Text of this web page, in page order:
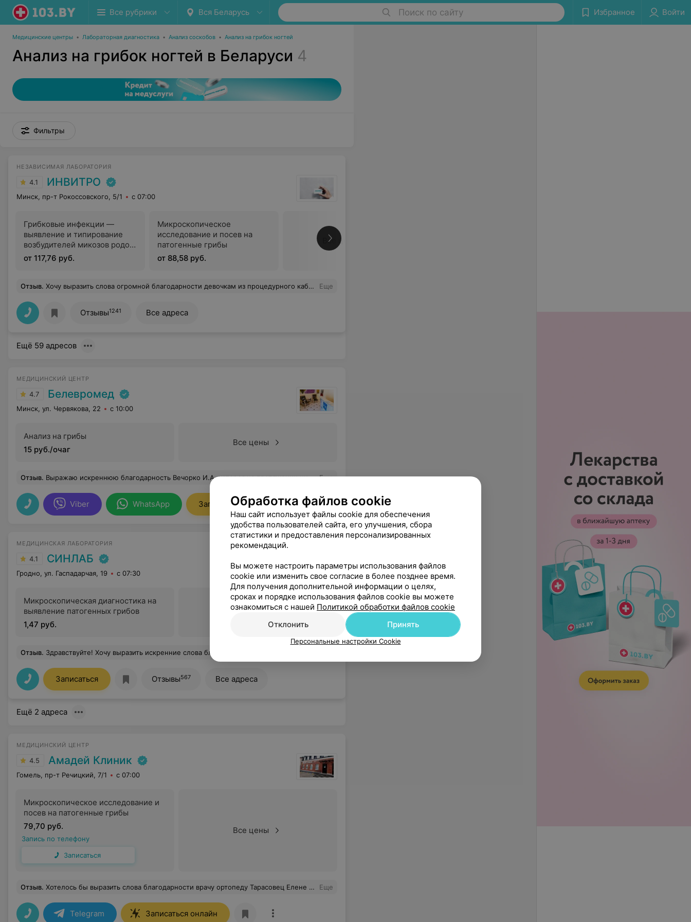
Все рубрики Вся Беларусь Поиск по сайту Избранное Войти
Медицинские центры • Лабораторная диагностика • Анализ соскобов • Анализ на грибок ногтей
Анализ на грибок ногтей в Беларуси 4
Фильтры
НЕЗАВИСИМАЯ ЛАБОРАТОРИЯ
4.1 ИНВИТРО
Минск, пр-т Рокоссовского, 5/1 с 07:00
Грибковые инфекции —
выявление и типирование
возбудителей микозов родов
Candida, Malassezia,
Saccharomyces и
от 117,76 руб.
Микроскопическое
исследование и посев на
патогенные грибы
от 88,58 руб.
Все цены
Отзыв. Хочу выразить слова огромной благодарности девочкам из процедурного кабинета !Сдавали сегодня с ребенком кровь из Вены ,после поликлиники были исколоты все Вены,девочки справились на отлично ,ребенок даже не почувствовал !Чувствуется профессионализм !Спасибо Вам за работу ! Еще
Отзывы1241 Все адреса
Ещё 59 адресов
МЕДИЦИНСКИЙ ЦЕНТР
4.7 Белевромед
Минск, ул. Червякова, 22 с 10:00
Анализ на грибы
15 руб./очаг
Все цены
Отзыв. Выражаю искреннюю благодарность Вечорко И.А. которая на протяжении ни одного часа спасала мой зуб!!! Такие специалисты достойны наивысшего премиального поощрения. Спасибо, преклоняюсь перед Вами!!! Еще
Viber WhatsApp Записаться
МЕДИЦИНСКАЯ ЛАБОРАТОРИЯ
4.1 СИНЛАБ
Гродно, ул. Гаспадарчая, 19 с 07:30
Микроскопическая диагностика на
выявление патогенных грибов
1,47 руб.
Все цены
Отзыв. Здравствуйте! Хочу выразить искренние слова благодарности руководству и персоналу «Филиала Медицинской диагностической лаборатории СИНЛАБ» в г. Гродно. Мой отец с 28 мая находится на лечении в «Университетской клинике». Для постановки точного диагноза и дальнейшего лечения нужно срочно было сдать анализ на «Антитела к ацетилхолиновым рецепторам». 1 июня я доставил пробирку с кровью отца в лабораторию «Синлаб», где мне сказали, что данный анализ будет готов только 9 июня. Сразу меня это очень удивило. Почему так долго? Но оказалось, что это на самом деле сложный анализ и делается ни сразу. Я обратился с просьбой к руководству. В итоге результат был у меня на руках уже 3 июня. Огромное Вам «Человеческое» спасибо за то, что Вы отнеслись к нашей проблеме с пониманием и решили ее оперативно. Дай Бог Вам здоровья!!!
Записаться Отзывы567 Все адреса
Ещё 2 адреса
МЕДИЦИНСКИЙ ЦЕНТР
4.5 Амадей Клиник
Гомель, пр-т Речицкий, 7/1 с 07:00
Микроскопическое исследование и
посев на патогенные грибы
79,70 руб.
Запись по телефону
Записаться
Все цены
Отзыв. Хотелось бы выразить слова благодарности врачу ортопеду Тарасовец Елене Анатольевне Это врач профессионал своего дела ,врач который подберёт лечение индивидуально для каждого пациента .Всё лечение эффективно , в том числе блокады .Всем рекомендую этого специалиста. Еще
Telegram Записаться онлайн
Обработка файлов cookie
Наш сайт использует файлы cookie для обеспечения
удобства пользователей сайта, его улучшения, сбора
статистики и предоставления персонализированных
рекомендаций.
Вы можете настроить параметры использования файлов
cookie или изменить свое согласие в более позднее время.
Для получения дополнительной информации о целях,
сроках и порядке использования файлов cookie вы можете
ознакомиться с нашей Политикой обработки файлов cookie
Отклонить
Принять
Персональные настройки Cookie